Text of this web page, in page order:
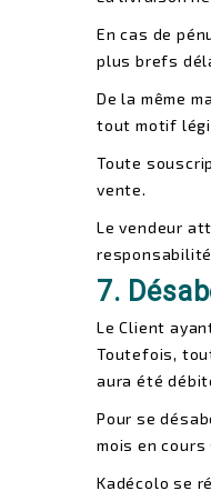
En cas de
plus brefs
De la même
tout motif
Toute
vente.
Le vendeur
7.
Le Client
Toutefois,
aura été
Pour se
mois en
Kadécolo se